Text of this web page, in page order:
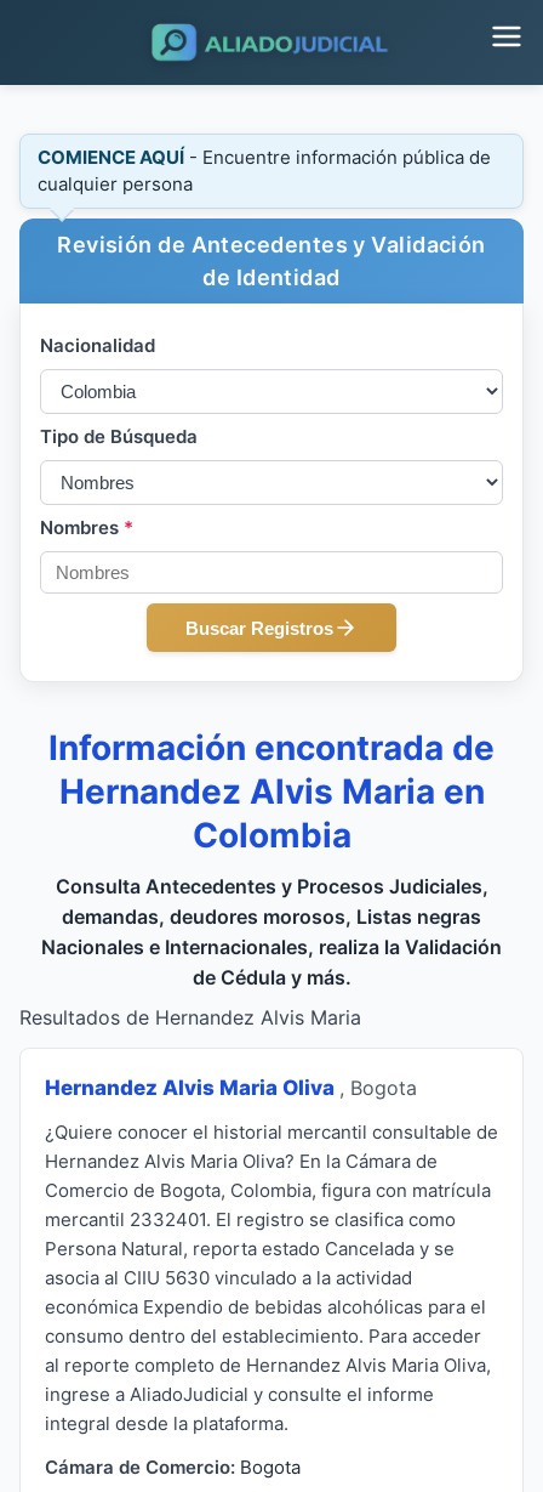
COMIENCE AQUÍ - Encuentre información pública de
cualquier persona
Revisión de Antecedentes y Validación
de Identidad
Nacionalidad
Tipo de Búsqueda
Nombres *
Buscar Registros
Información encontrada de
Hernandez Alvis Maria en
Colombia
Consulta Antecedentes y Procesos Judiciales,
demandas, deudores morosos, Listas negras
Nacionales e Internacionales, realiza la Validación
de Cédula y más.
Resultados de Hernandez Alvis Maria
Hernandez Alvis Maria Oliva , Bogota
¿Quiere conocer el historial mercantil consultable de
Hernandez Alvis Maria Oliva? En la Cámara de
Comercio de Bogota, Colombia, figura con matrícula
mercantil 2332401. El registro se clasifica como
Persona Natural, reporta estado Cancelada y se
asocia al CIIU 5630 vinculado a la actividad
económica Expendio de bebidas alcohólicas para el
consumo dentro del establecimiento. Para acceder
al reporte completo de Hernandez Alvis Maria Oliva,
ingrese a AliadoJudicial y consulte el informe
integral desde la plataforma.
Cámara de Comercio: Bogota